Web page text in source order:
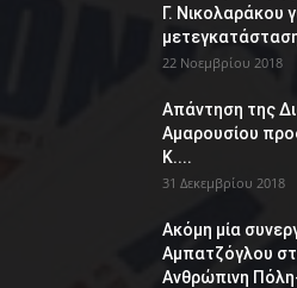
Γ. Νικολαράκου
22 Νοεμβρίου 2018
Απάντηση της
Αμαρουσίου
Κ....
31 Δεκεμβρίου 2018
Ακόμη μία
Αμπατζόγλου
Ανθρώπινη